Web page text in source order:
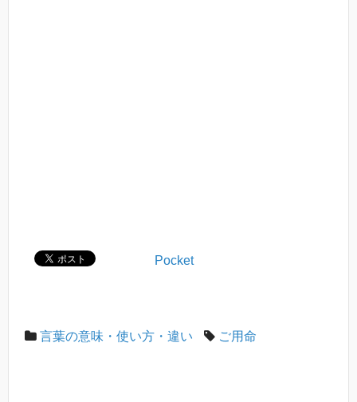
Pocket
言葉の意味・使い方・違い ご用命